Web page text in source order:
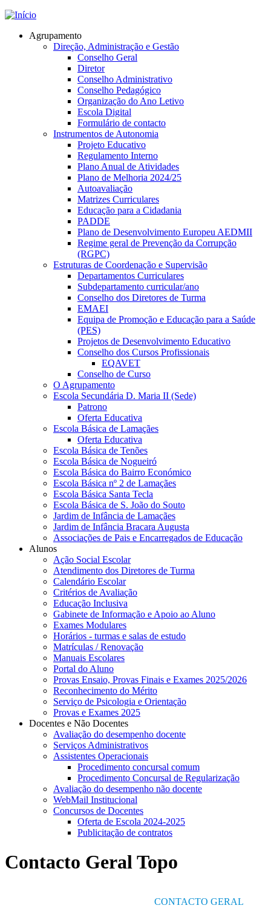
Jump to navigation
Agrupamento
Direção, Administração e Gestão
Conselho Geral
Diretor
Conselho Administrativo
Conselho Pedagógico
Organização do Ano Letivo
Escola Digital
Formulário de contacto
Instrumentos de Autonomia
Projeto Educativo
Regulamento Interno
Plano Anual de Atividades
Plano de Melhoria 2024/25
Autoavaliação
Matrizes Curriculares
Educação para a Cidadania
PADDE
Plano de Desenvolvimento Europeu AEDMII
Regime geral de Prevenção da Corrupção
(RGPC)
Estruturas de Coordenação e Supervisão
Departamentos Curriculares
Subdepartamento curricular/ano
Conselho dos Diretores de Turma
EMAEI
Equipa de Promoção e Educação para a Saúde
(PES)
Projetos de Desenvolvimento Educativo
Conselho dos Cursos Profissionais
EQAVET
Conselho de Curso
O Agrupamento
Escola Secundária D. Maria II (Sede)
Patrono
Oferta Educativa
Escola Básica de Lamaçães
Oferta Educativa
Escola Básica de Tenões
Escola Básica de Nogueiró
Escola Básica do Bairro Económico
Escola Básica nº 2 de Lamaçães
Escola Básica Santa Tecla
Escola Básica de S. João do Souto
Jardim de Infância de Lamaçães
Jardim de Infância Bracara Augusta
Associações de Pais e Encarregados de Educação
Alunos
Ação Social Escolar
Atendimento dos Diretores de Turma
Calendário Escolar
Critérios de Avaliação
Educação Inclusiva
Gabinete de Informação e Apoio ao Aluno
Exames Modulares
Horários - turmas e salas de estudo
Matrículas / Renovação
Manuais Escolares
Portal do Aluno
Provas Ensaio, Provas Finais e Exames 2025/2026
Reconhecimento do Mérito
Serviço de Psicologia e Orientação
Provas e Exames 2025
Docentes e Não Docentes
Avaliação do desempenho docente
Serviços Administrativos
Assistentes Operacionais
Procedimento concursal comum
Procedimento Concursal de Regularização
Avaliação do desempenho não docente
WebMail Institucional
Concursos de Docentes
Oferta de Escola 2024-2025
Publicitação de contratos
Contacto Geral Topo
CONTACTO GERAL